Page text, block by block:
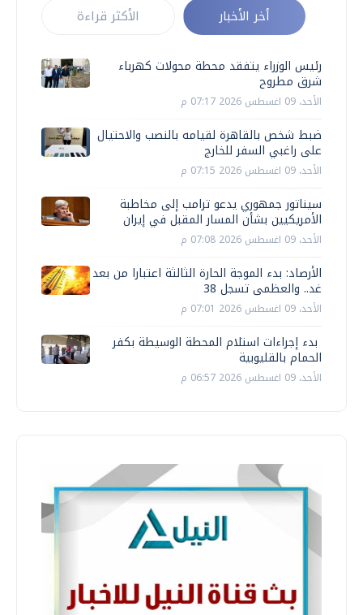
أخر الأخبار الأكثر قراءة
رئيس الوزراء يتفقد محطة محولات كهرباء
شرق مطروح
الأحد، 09 اغسطس 2026 07:17 م
ضبط شخص بالقاهرة لقيامه بالنصب والاحتيال
على راغبي السفر للخارج
الأحد، 09 اغسطس 2026 07:15 م
سيناتور جمهوري يدعو ترامب إلى مخاطبة
الأمريكيين بشأن المسار المقبل في إيران
الأحد، 09 اغسطس 2026 07:08 م
الأرصاد: بدء الموجة الحارة الثالثة اعتبارا من بعد
غد.. والعظمى تسجل 38
الأحد، 09 اغسطس 2026 07:01 م
بدء إجراءات استلام المحطة الوسيطة بكفر
الحمام بالقليوبية
الأحد، 09 اغسطس 2026 06:57 م